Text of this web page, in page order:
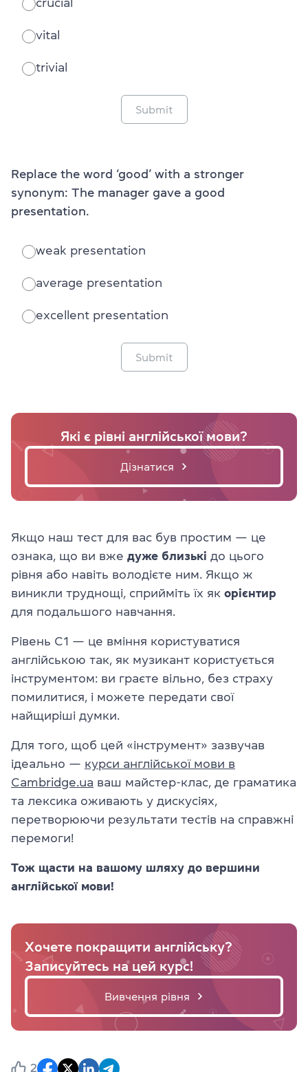
vital
trivial
Submit
Replace the word ‘good’ with a stronger
synonym: The manager gave a good
presentation.
weak presentation
average presentation
excellent presentation
Submit
Які є рівні англійської мови?
Дізнатися
Якщо наш тест для вас був простим — це
ознака, що ви вже дуже близькі до цього
рівня або навіть володієте ним. Якщо ж
виникли труднощі, сприйміть їх як орієнтир
для подальшого навчання.
Рівень C1 — це вміння користуватися
англійською так, як музикант користується
інструментом: ви граєте вільно, без страху
помилитися, і можете передати свої
найщиріші думки.
Для того, щоб цей «інструмент» зазвучав
ідеально — курси англійської мови в
Cambridge.ua ваш майстер-клас, де граматика
та лексика оживають у дискусіях,
перетворюючи результати тестів на справжні
перемоги!
Тож щасти на вашому шляху до вершини
англійської мови!
Хочете покращити англійську?
Записуйтесь на цей курс!
Вивчення рівня
2